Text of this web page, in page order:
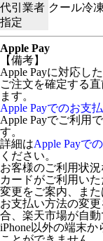
代引業者
指定
クール冷
Apple Pay
【備考】
Apple Payに対応し
ご注文を確定する
ます。
Apple Payでのお支
Apple Payでご利用
す。
詳細はApple Payで
ください。
お客様のご利用状
カードがご利用い
変更をご案内、また
お支払い方法の変
合、楽天市場が自動
iPhone以外の端末か